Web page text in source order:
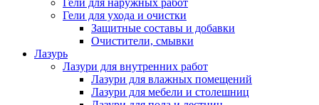
Гели для наружных работ
Гели для ухода и очистки
Защитные составы и добавки
Очистители, смывки
Лазурь
Лазури для внутренних работ
Лазури для влажных помещений
Лазури для мебели и столешниц